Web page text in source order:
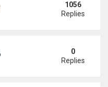
cuộc tấn công phối
1056
Replies
dân theo nơi sinh, mở
0
Replies